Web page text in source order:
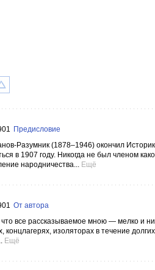
Предисловие
Разумник (1878–1946) окончил
в 1907 году. Никогда не был членом
народничества... Ещё
От автора
все рассказываемое мною — мелко и
концлагерях, изоляторах в течение
Ещё